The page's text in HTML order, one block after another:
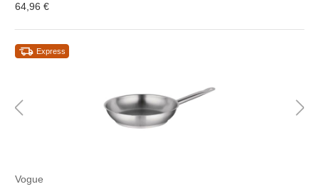
64,96 €
Express
Vogue